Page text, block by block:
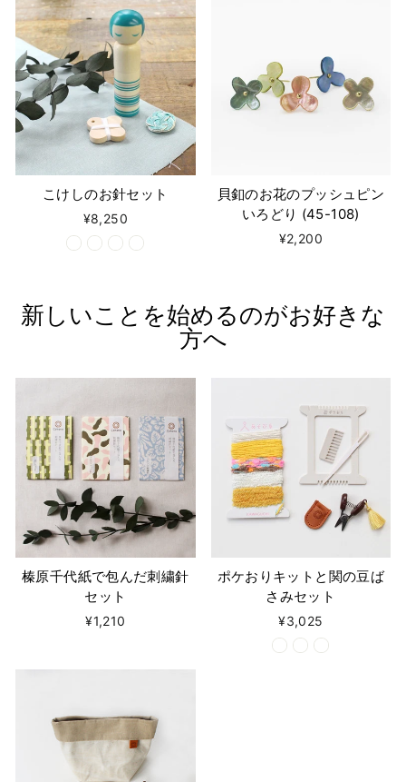
こけしのお針セット
¥8,250
貝釦のお花のプッシュピン
いろどり (45-108)
¥2,200
新しいことを始めるのがお好きな
方へ
榛原千代紙で包んだ刺繍針
セット
¥1,210
ポケおりキットと関の豆ば
さみセット
¥3,025